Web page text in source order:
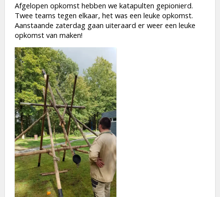
Afgelopen opkomst hebben we katapulten gepionierd.
Twee teams tegen elkaar, het was een leuke opkomst.
Aanstaande zaterdag gaan uiteraard er weer een leuke
opkomst van maken!